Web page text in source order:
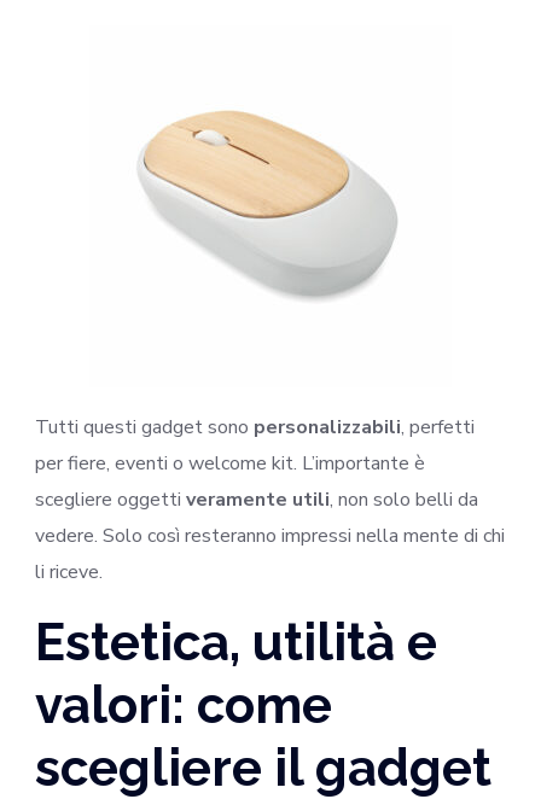
Tutti questi gadget sono personalizzabili, perfetti
per fiere, eventi o welcome kit. L’importante è
scegliere oggettiveramente utili, non solo belli da
vedere. Solo così resteranno impressi nella mente di chi
li riceve.
Estetica, utilità e
valori: come
scegliere il gadget